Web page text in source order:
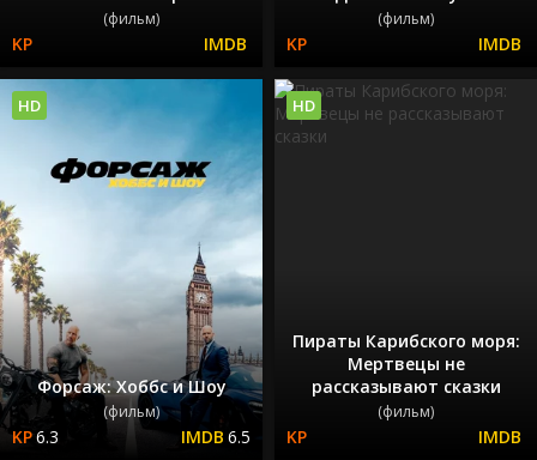
(фильм) (фильм)
Форсаж: Хоббс и Шоу
(фильм)
6.3 6.5
HD
Пираты Карибского моря:
Мертвецы не
рассказывают сказки
(фильм)
HD